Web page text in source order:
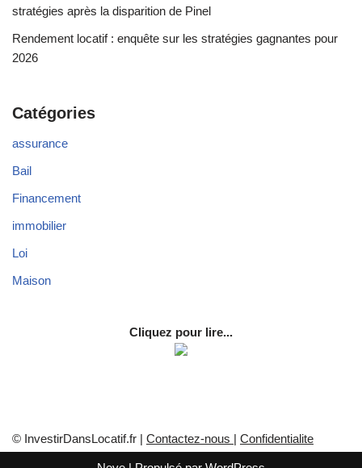
stratégies après la disparition de Pinel
Rendement locatif : enquête sur les stratégies gagnantes pour
2026
Catégories
assurance
Bail
Financement
immobilier
Loi
Maison
Cliquez pour lire...
© InvestirDansLocatif.fr | Contactez-nous | Confidentialite